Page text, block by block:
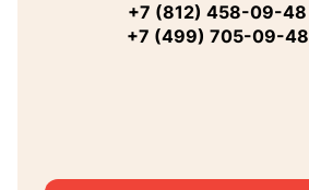
+7 (812) 458-09-48
+7 (499) 705-09-48